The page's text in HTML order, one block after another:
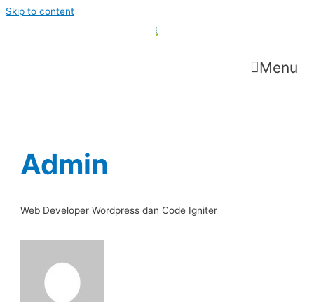
Skip to content
Menu
Admin
Web Developer Wordpress dan Code Igniter